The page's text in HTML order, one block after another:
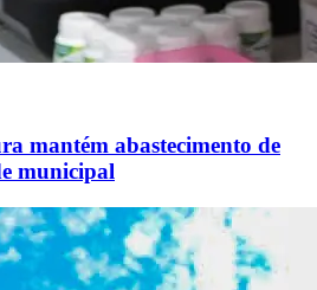
mantém abastecimento de
municipal